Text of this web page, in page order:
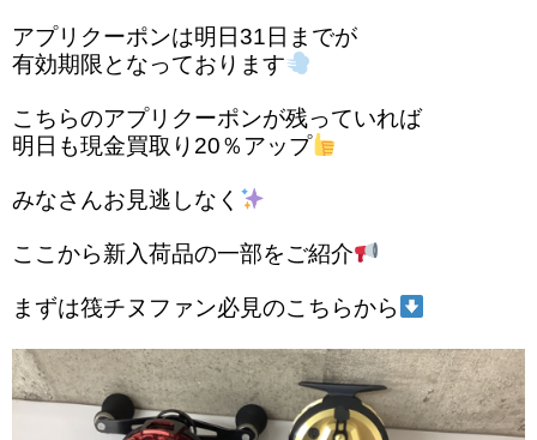
アプリクーポンは明日31日までが
有効期限となっております
こちらのアプリクーポンが残っていれば
明日も現金買取り20％アップ
みなさんお見逃しなく
ここから新入荷品の一部をご紹介
まずは筏チヌファン必見のこちらから